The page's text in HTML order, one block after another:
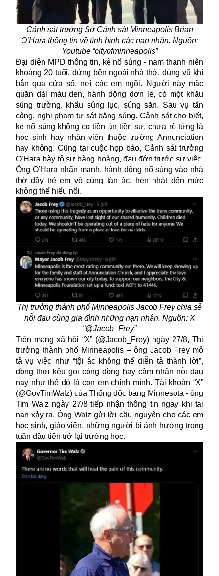
Cảnh sát trưởng Sở Cảnh sát Minneapolis Brian
O’Hara thông tin về tình hình các nạn nhân. Nguồn:
Youtube “cityofminneapolis”
Đại diện MPD thông tin, kẻ nổ súng - nam thanh niên
khoảng 20 tuổi, đứng bên ngoài nhà thờ, dùng vũ khí
bắn qua cửa sổ, nơi các em ngồi. Người này mặc
quần dài màu đen, hành động đơn lẻ, có một khẩu
súng trường, khẩu súng lục, súng săn. Sau vụ tấn
công, nghi phạm tự sát bằng súng. Cảnh sát cho biết,
kẻ nổ súng không có tiền án tiền sự, chưa rõ từng là
học sinh hay nhân viên thuộc trường Annunciation
hay không. Cũng tại cuộc họp báo, Cảnh sát trưởng
O’Hara bày tỏ sự bàng hoàng, đau đớn trước sự việc.
Ông O’Hara nhấn mạnh, hành động nổ súng vào nhà
thờ đầy trẻ em vô cùng tàn ác, hèn nhát đến mức
không thể hiểu nổi.
Thị trưởng thành phố Minneapolis Jacob Frey chia sẻ
nỗi đau cùng gia đình những nạn nhân. Nguồn: X
“@Jacob_Frey”
Trên mạng xã hội “X” (@Jacob_Frey) ngày 27/8, Thị
trưởng thành phố Minneapolis – ông Jacob Frey mô
tả vụ việc như “tội ác không thể diễn tả thành lời”,
đồng thời kêu gọi cộng đồng hãy cảm nhận nỗi đau
này như thể đó là con em chính mình. Tài khoản “X”
(@GovTimWalz) của Thống đốc bang Minnesota - ông
Tim Walz ngày 27/8 tiếp nhận thông tin ngay khi tai
nạn xảy ra. Ông Walz gửi lời cầu nguyện cho các em
học sinh, giáo viên, những người bị ảnh hưởng trong
tuần đầu tiên trở lại trường học.